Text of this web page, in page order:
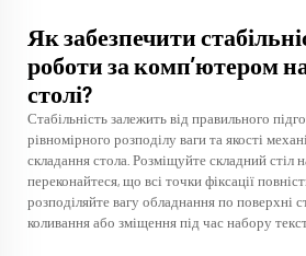
Як забезпечити
роботи за комп’ютером
столі?
Стабільність залежить від правильного
рівномірного розподілу ваги та якості
складання стола. Розміщуйте складний стіл
переконайтеся, що всі точки фіксації
розподіляйте вагу обладнання по поверхні
коливання або зміщення під час набору